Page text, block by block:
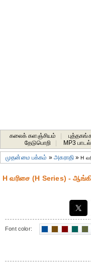
கலைக் களஞ்சியம்
தேடுபொறி
MP3
முதன்மை பக்கம் »அகராதி»H
H வரிசை (H Series) -
Font color: